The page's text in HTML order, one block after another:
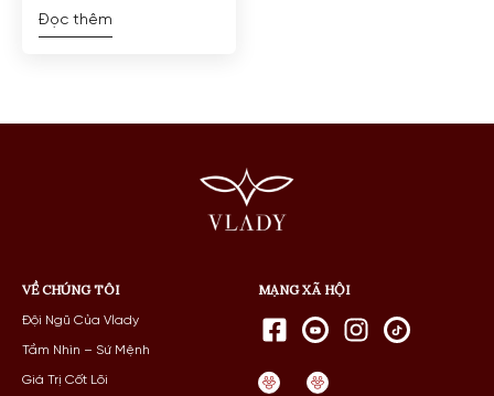
Đọc thêm
VỀ CHÚNG TÔI
Đội Ngũ Của Vlady
Tầm Nhìn – Sứ Mệnh
Giá Trị Cốt Lõi
MẠNG XÃ HỘI